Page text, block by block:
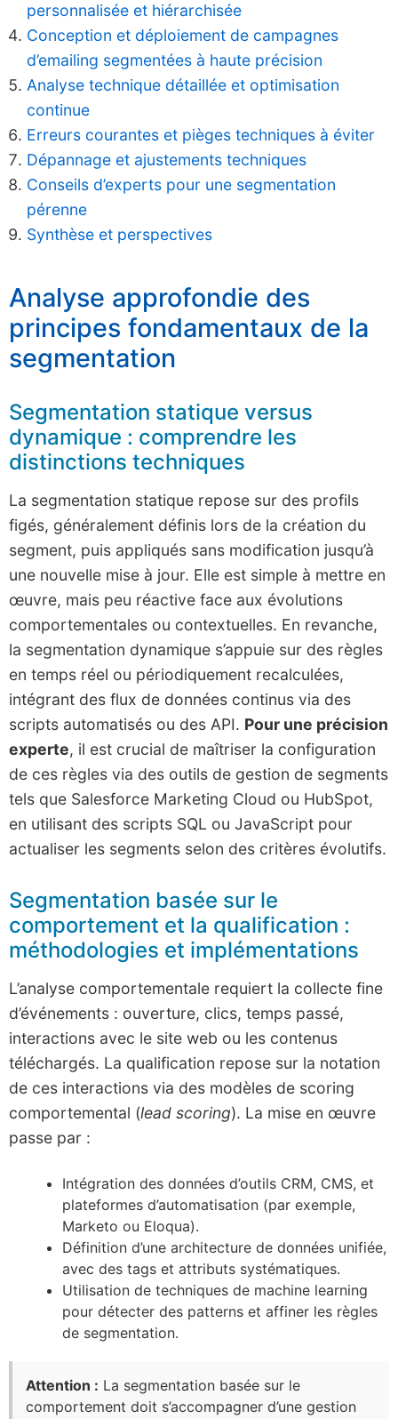
personnalisée et hiérarchisée
Conception et déploiement de campagnes
d’emailing segmentées à haute précision
Analyse technique détaillée et optimisation
continue
Erreurs courantes et pièges techniques à éviter
Dépannage et ajustements techniques
Conseils d’experts pour une segmentation
pérenne
Synthèse et perspectives
Analyse approfondie des
principes fondamentaux de la
segmentation
Segmentation statique versus
dynamique : comprendre les
distinctions techniques
La segmentation statique repose sur des profils
figés, généralement définis lors de la création du
segment, puis appliqués sans modification jusqu’à
une nouvelle mise à jour. Elle est simple à mettre en
œuvre, mais peu réactive face aux évolutions
comportementales ou contextuelles. En revanche,
la segmentation dynamique s’appuie sur des règles
en temps réel ou périodiquement recalculées,
intégrant des flux de données continus via des
scripts automatisés ou des API. Pour une précision
experte, il est crucial de maîtriser la configuration
de ces règles via des outils de gestion de segments
tels que Salesforce Marketing Cloud ou HubSpot,
en utilisant des scripts SQL ou JavaScript pour
actualiser les segments selon des critères évolutifs.
Segmentation basée sur le
comportement et la qualification :
méthodologies et implémentations
L’analyse comportementale requiert la collecte fine
d’événements : ouverture, clics, temps passé,
interactions avec le site web ou les contenus
téléchargés. La qualification repose sur la notation
de ces interactions via des modèles de scoring
comportemental (lead scoring). La mise en œuvre
passe par :
Intégration des données d’outils CRM, CMS, et
plateformes d’automatisation (par exemple,
Marketo ou Eloqua).
Définition d’une architecture de données unifiée,
avec des tags et attributs systématiques.
Utilisation de techniques de machine learning
pour détecter des patterns et affiner les règles
de segmentation.
Attention : La segmentation basée sur le
comportement doit s’accompagner d’une gestion